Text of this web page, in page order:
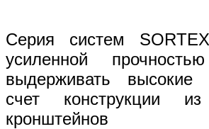
Серия систем
усиленной
выдерживать высокие
счет конструкции
кронштейнов